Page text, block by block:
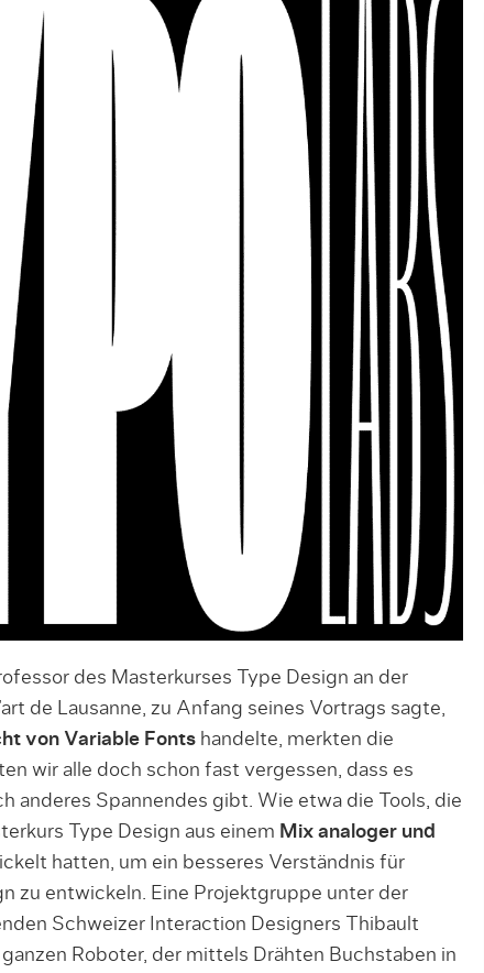
des Masterkurses Type Design an der
de Lausanne, zu Anfang seines Vortrags sagte,
von Variable Fontshandelte, merkten die
wir alle doch schon fast vergessen, dass es
anderes Spannendes gibt. Wie etwa die Tools, die
Type Design aus einem Mix analoger und
hatten, um ein besseres Verständnis für
zu entwickeln. Eine Projektgruppe unter der
Schweizer Interaction Designers Thibault
Roboter, der mittels Drähten Buchstaben in